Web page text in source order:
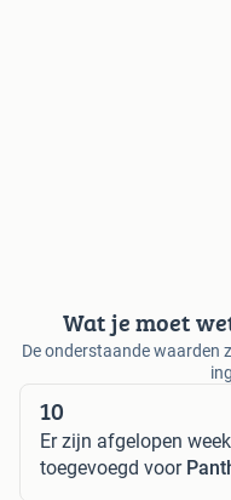
Wat je moet
De onderstaande waarden
10
Er zijn afgelopen week
toegevoegd voor